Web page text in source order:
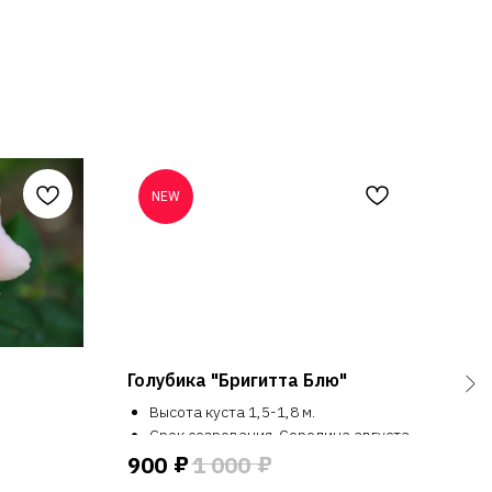
NEW
Голубика "Бригитта Блю"
Высота куста 1,5-1,8 м.
Срок созревания. Середина августа
Зимостойкий
900 ₽1 000 ₽